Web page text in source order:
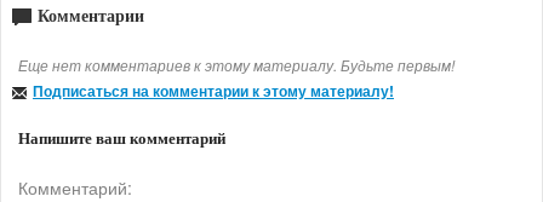
Комментарии
Еще нет комментариев к этому материалу. Будьте первым!
Подписаться на комментарии к этому материалу!
Напишите ваш комментарий
Комментарий: